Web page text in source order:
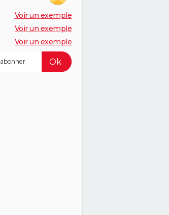
Voir un exemple
Voir un exemple
Voir un exemple